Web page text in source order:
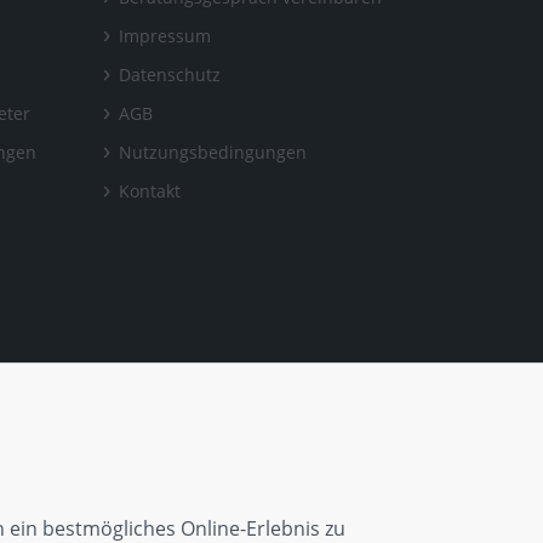
Impressum
Datenschutz
AGB
Nutzungsbedingungen
Kontakt
bestmögliches Online-Erlebnis zu